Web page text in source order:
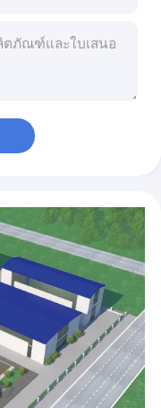
ง Borosilicate Glass Capillary
ระจกขัดเงาที่กำหนดเอง
การประมวลผลรูปทรงต่างๆ
ตรฐาน SiO2 Sputtering Target
นเซรามิกอลูมิเนีย perforated
สําหรับเครื่องกลม